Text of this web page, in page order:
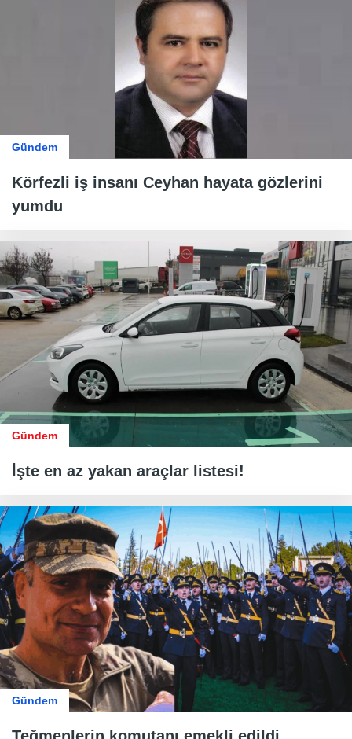
Gündem
Körfezli iş insanı Ceyhan hayata gözlerini
yumdu
Gündem
İşte en az yakan araçlar listesi!
Gündem